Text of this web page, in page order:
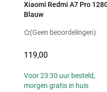
Xiaomi Redmi A7 Pro
Blauw
(Geen beoordelingen)
119,00
Voor 23:30 uur besteld,
morgen gratis in huis